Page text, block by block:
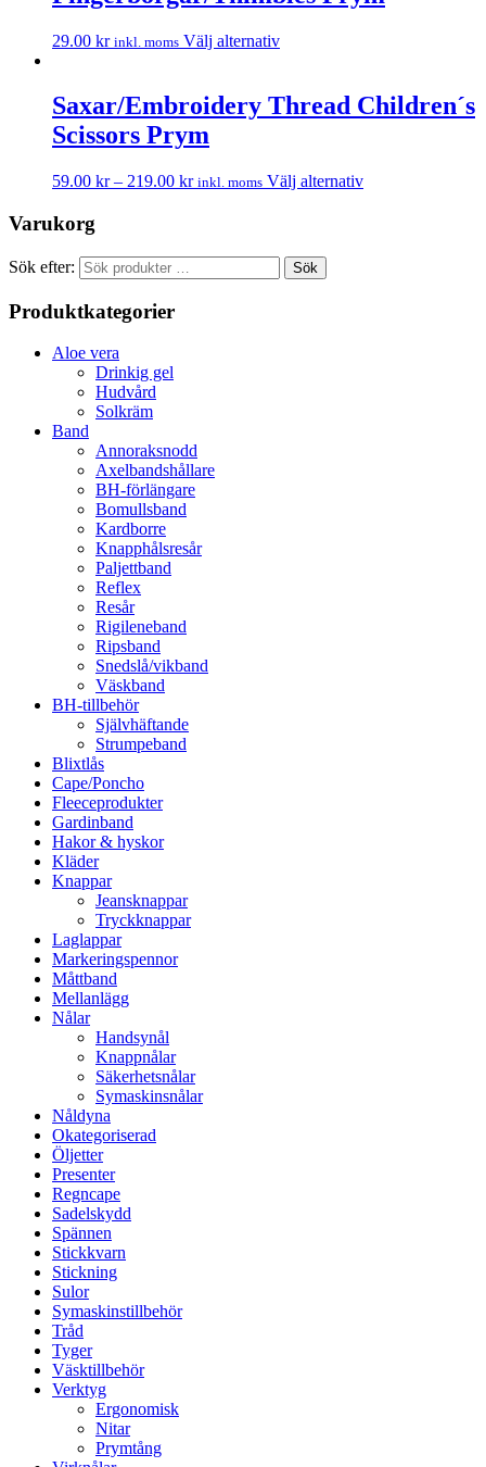
29.00 kr inkl. moms Välj alternativ
Saxar/Embroidery Thread Children´s
Scissors Prym
59.00 kr– 219.00 kr inkl. moms Välj alternativ
Varukorg
Sök efter: Sök
Produktkategorier
Aloe vera
Drinkig gel
Hudvård
Solkräm
Band
Annoraksnodd
Axelbandshållare
BH-förlängare
Bomullsband
Kardborre
Knapphålsresår
Paljettband
Reflex
Resår
Rigileneband
Ripsband
Snedslå/vikband
Väskband
BH-tillbehör
Självhäftande
Strumpeband
Blixtlås
Cape/Poncho
Fleeceprodukter
Gardinband
Hakor & hyskor
Kläder
Knappar
Jeansknappar
Tryckknappar
Laglappar
Markeringspennor
Måttband
Mellanlägg
Nålar
Handsynål
Knappnålar
Säkerhetsnålar
Symaskinsnålar
Nåldyna
Okategoriserad
Öljetter
Presenter
Regncape
Sadelskydd
Spännen
Stickkvarn
Stickning
Sulor
Symaskinstillbehör
Tråd
Tyger
Väsktillbehör
Verktyg
Ergonomisk
Nitar
Prymtång